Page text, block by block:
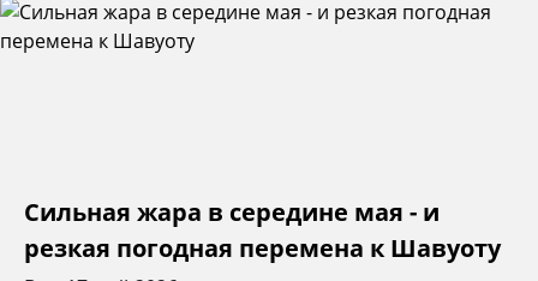
Сильная жара в середине мая - и
резкая погодная перемена к Шавуоту